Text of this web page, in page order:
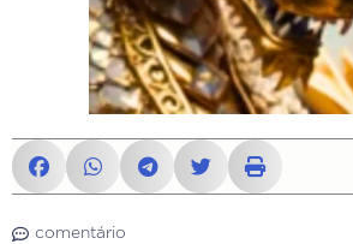
comentário